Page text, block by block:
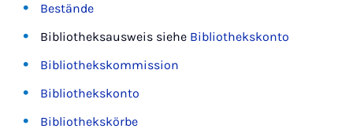
Bestände
Bibliotheksausweis siehe Bibliothekskonto
Bibliothekskommission
Bibliothekskonto
Bibliothekskörbe